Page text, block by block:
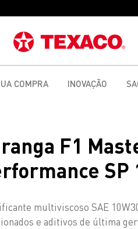
COMPRA INOVAÇÃO
F1
SP
multiviscoso SAE
e aditivos de última